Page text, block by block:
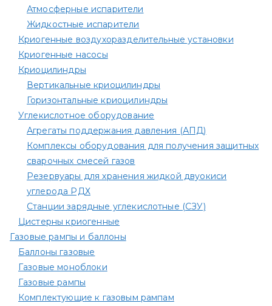
Атмосферные испарители
Жидкостные испарители
Криогенные воздухоразделительные установки
Криогенные насосы
Криоцилиндры
Вертикальные криоцилиндры
Горизонтальные криоцилиндры
Углекислотное оборудование
Агрегаты поддержания давления (АПД)
Комплексы оборудования для получения защитных
сварочных смесей газов
Резервуары для хранения жидкой двуокиси
углерода РДХ
Станции зарядные углекислотные (СЗУ)
Цистерны криогенные
Газовые рампы и баллоны
Баллоны газовые
Газовые моноблоки
Газовые рампы
Комплектующие к газовым рампам​